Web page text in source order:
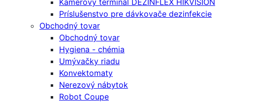
Kamerový terminál DEZINFLEX HIKVISION
Príslušenstvo pre dávkovače dezinfekcie
Obchodný tovar
Obchodný tovar
Hygiena - chémia
Umývačky riadu
Konvektomaty
Nerezový nábytok
Robot Coupe